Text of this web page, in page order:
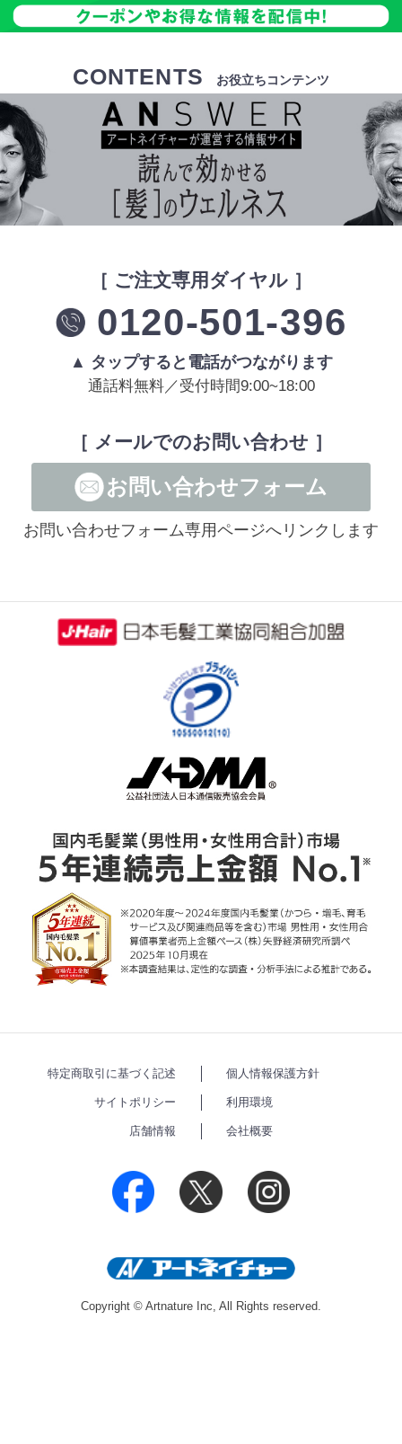
CONTENTS お役立ちコンテンツ
［ ご注文専用ダイヤル ］
0120-501-396
▲ タップすると電話がつながります
通話料無料／受付時間9:00~18:00
［ メールでのお問い合わせ ］
お問い合わせフォーム
お問い合わせフォーム専用ページへリンクします
特定商取引に基づく記述 個人情報保護方針
サイトポリシー 利用環境
店舗情報 会社概要
Copyright © Artnature Inc, All Rights reserved.